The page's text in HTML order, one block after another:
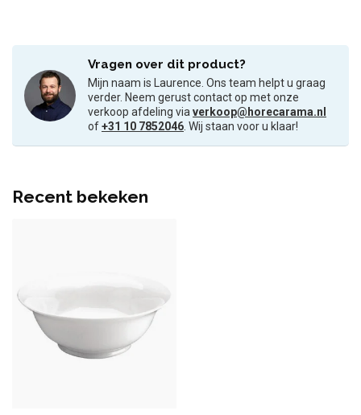
Vragen over dit product?
Mijn naam is Laurence. Ons team helpt u graag
verder. Neem gerust contact op met onze
verkoop afdeling viaverkoop@horecarama.nl
of+31 10 7852046. Wij staan voor u klaar!
Recent bekeken